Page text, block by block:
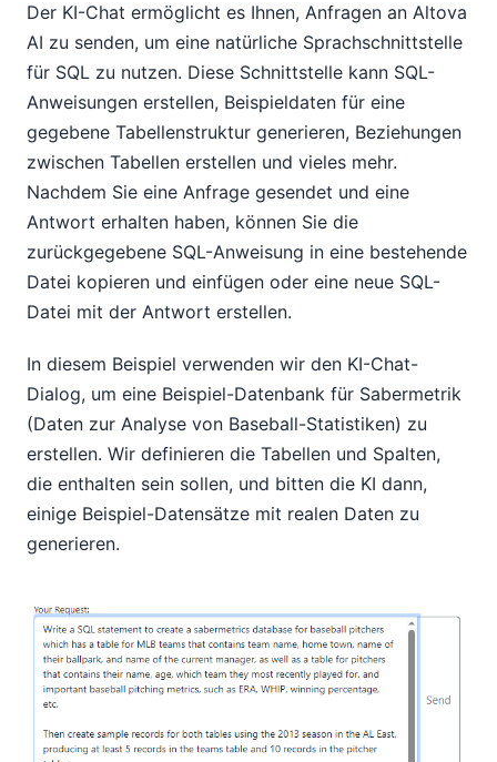
Der KI-Chat ermöglicht es Ihnen, Anfragen an Altova
AI zu senden, um eine natürliche Sprachschnittstelle
für SQL zu nutzen. Diese Schnittstelle kann SQL-
Anweisungen erstellen, Beispieldaten für eine
gegebene Tabellenstruktur generieren, Beziehungen
zwischen Tabellen erstellen und vieles mehr.
Nachdem Sie eine Anfrage gesendet und eine
Antwort erhalten haben, können Sie die
zurückgegebene SQL-Anweisung in eine bestehende
Datei kopieren und einfügen oder eine neue SQL-
Datei mit der Antwort erstellen.
In diesem Beispiel verwenden wir den KI-Chat-
Dialog, um eine Beispiel-Datenbank für Sabermetrik
(Daten zur Analyse von Baseball-Statistiken) zu
erstellen. Wir definieren die Tabellen und Spalten,
die enthalten sein sollen, und bitten die KI dann,
einige Beispiel-Datensätze mit realen Daten zu
generieren.